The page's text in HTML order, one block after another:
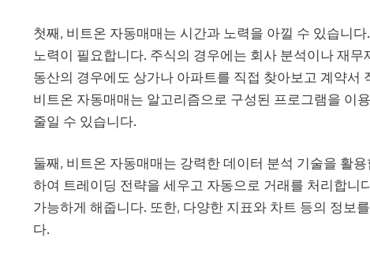
첫째, 비트온 자동매매는 시간과 노력을 아낄 수 있습니
노력이 필요합니다. 주식의 경우에는 회사 분석이나 재
동산의 경우에도 상가나 아파트를 직접 찾아보고 계약
비트온 자동매매는 알고리즘으로 구성된 프로그램을 이
줄일 수 있습니다.
둘째, 비트온 자동매매는 강력한 데이터 분석 기술을 활
하여 트레이딩 전략을 세우고 자동으로 거래를 처리합
가능하게 해줍니다. 또한, 다양한 지표와 차트 등의 정보
다.